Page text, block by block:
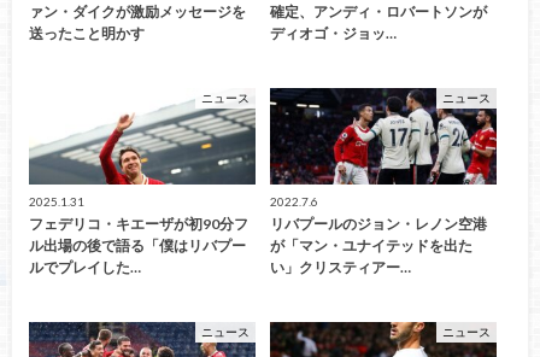
ァン・ダイクが激励メッセージを
送ったこと明かす
確定、アンディ・ロバートソンが
ディオゴ・ジョッ…
ニュース
2025.1.31
フェデリコ・キエーザが初90分フ
ル出場の後で語る「僕はリバプー
ルでプレイした…
ニュース
2022.7.6
リバプールのジョン・レノン空港
が「マン・ユナイテッドを出た
い」クリスティアー…
ニュース ニュース